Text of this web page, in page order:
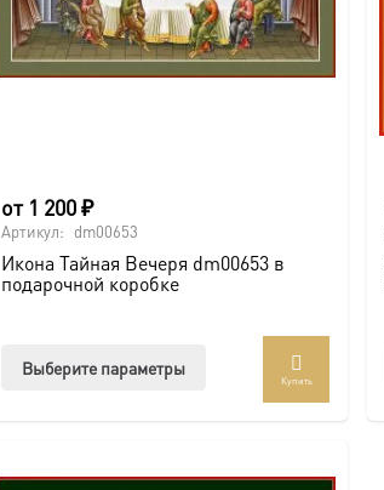
странице
товара.
от 1 200₽
Артикул: dm00653
Икона Тайная Вечеря dm00653 в
подарочной коробке
Выберите параметры
вариаций.
Купить